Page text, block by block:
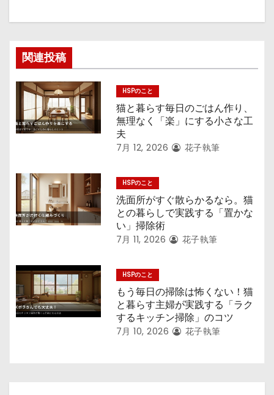
ン
関連投稿
HSPのこと
猫と暮らす毎日のごはん作り、
無理なく「楽」にする小さな工
夫
7月 12, 2026 花子執筆
HSPのこと
洗面所がすぐ散らかるなら。猫
との暮らしで実践する「置かな
い」掃除術
7月 11, 2026 花子執筆
HSPのこと
もう毎日の掃除は怖くない！猫
と暮らす主婦が実践する「ラク
するキッチン掃除」のコツ
7月 10, 2026 花子執筆